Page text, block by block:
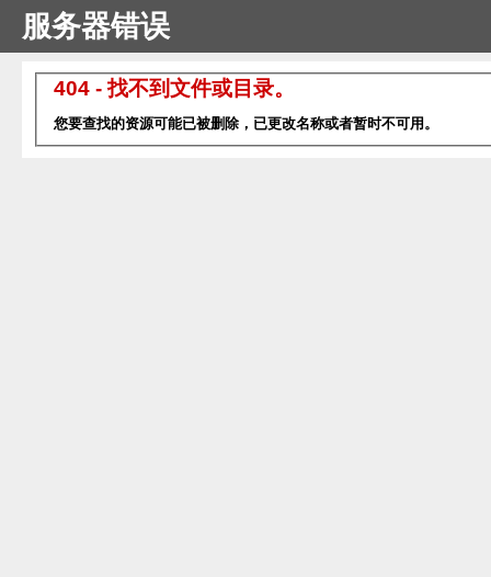
服务器错误
404 - 找不到文件或目录。
您要查找的资源可能已被删除，已更改名称或者暂时不可用。